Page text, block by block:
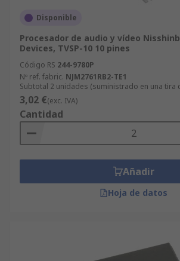
Disponible
Procesador de audio y vídeo
Devices, TVSP-10 10 pines
Código RS 244-9780P
Nº ref. fabric. NJM2761RB2-TE1
Subtotal 2 unidades (suministrado en una tira
3,02 €(exc. IVA)
Cantidad
Añadir
Hoja de datos